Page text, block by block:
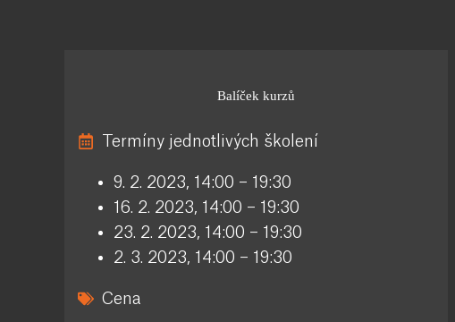
Balíček kurzů
Termíny jednotlivých školení
9. 2. 2023, 14:00 – 19:30
16. 2. 2023, 14:00 – 19:30
23. 2. 2023, 14:00 – 19:30
2. 3. 2023, 14:00 – 19:30
Cena